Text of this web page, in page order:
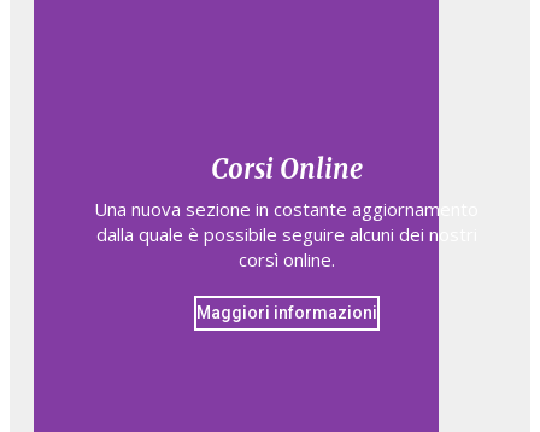
Corsi Online
Una nuova sezione in costante aggiornamento
dalla quale è possibile seguire alcuni dei nostri
corsì online.
Maggiori informazioni